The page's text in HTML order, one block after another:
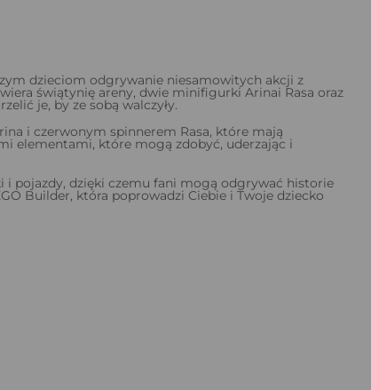
dzieciom odgrywanie niesamowitych akcji z
świątynię areny, dwie minifigurki Arinai Rasa oraz
je, by ze sobą walczyły.
i czerwonym spinnerem Rasa, które mają
elementami, które mogą zdobyć, uderzając i
i pojazdy, dzięki czemu fani mogą odgrywać historie
Builder, która poprowadzi Ciebie i Twoje dziecko